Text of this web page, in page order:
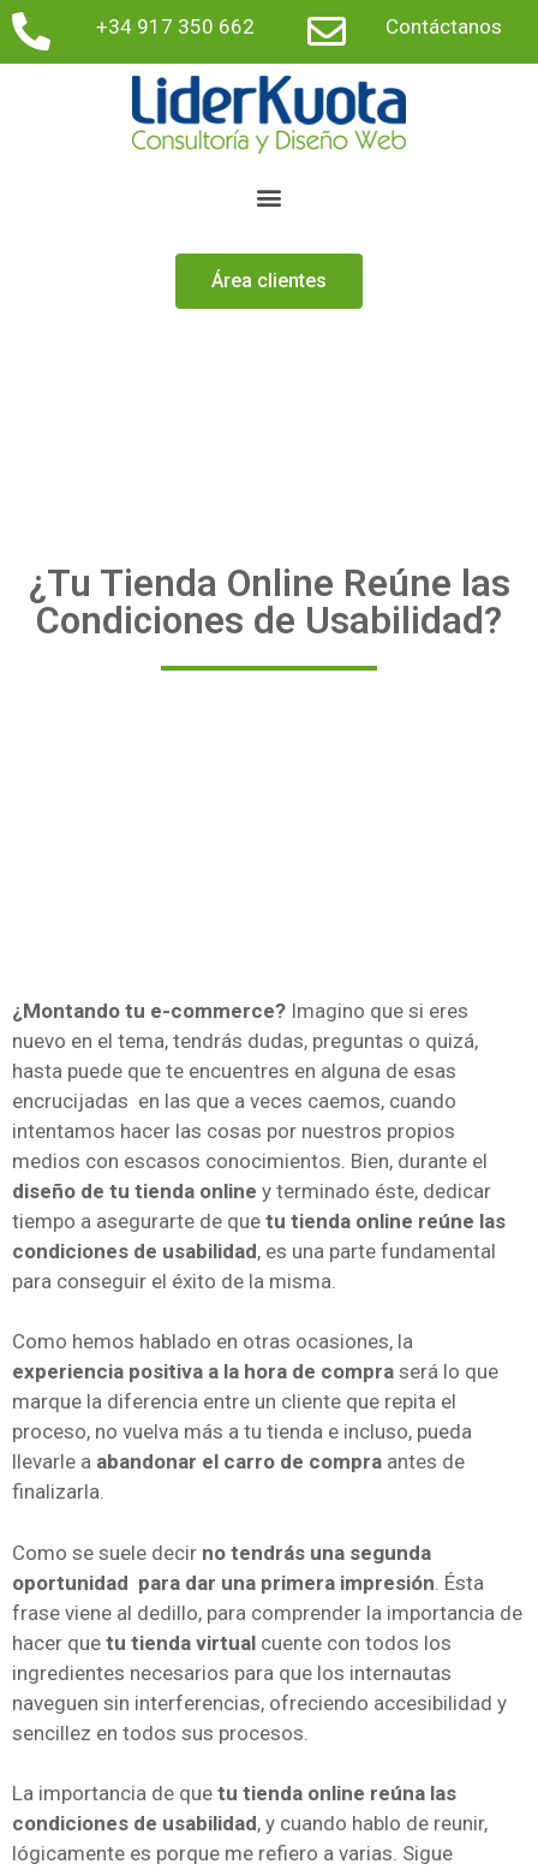
+34 917 350 662 Contáctanos
Área clientes
¿Tu Tienda Online Reúne las
Condiciones de Usabilidad?
¿Montando tu e-commerce? Imagino que si eres
nuevo en el tema, tendrás dudas, preguntas o quizá,
hasta puede que te encuentres en alguna de esas
encrucijadas en las que a veces caemos, cuando
intentamos hacer las cosas por nuestros propios
medios con escasos conocimientos. Bien, durante el
diseño de tu tienda online y terminado éste, dedicar
tiempo a asegurarte de que tu tienda online reúne las
condiciones de usabilidad, es una parte fundamental
para conseguir el éxito de la misma.
Como hemos hablado en otras ocasiones, la
experiencia positiva a la hora de compra será lo que
marque la diferencia entre un cliente que repita el
proceso, no vuelva más a tu tienda e incluso, pueda
llevarle a abandonar el carro de compra antes de
finalizarla.
Como se suele decir no tendrás una segunda
oportunidad para dar una primera impresión . Ésta
frase viene al dedillo, para comprender la importancia de
hacer que tu tienda virtual cuente con todos los
ingredientes necesarios para que los internautas
naveguen sin interferencias, ofreciendo accesibilidad y
sencillez en todos sus procesos.
La importancia de que tu tienda online reúna las
condiciones de usabilidad, y cuando hablo de reunir,
lógicamente es porque me refiero a varias. Sigue